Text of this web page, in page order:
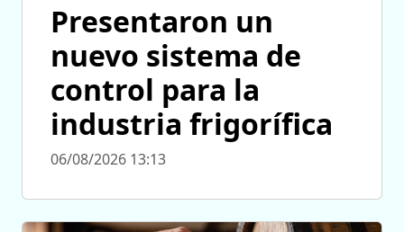
Presentaron un
nuevo sistema de
control para la
industria frigorífica
06/08/2026 13:13